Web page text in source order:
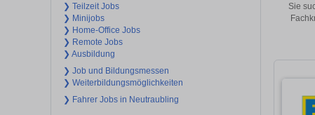
❯ Teilzeit Jobs
❯ Minijobs
❯ Home-Office Jobs
❯ Remote Jobs
❯ Ausbildung
❯ Job und Bildungsmessen
❯ Weiterbildungsmöglichkeiten
❯ Fahrer Jobs in Neutraubling
Sie